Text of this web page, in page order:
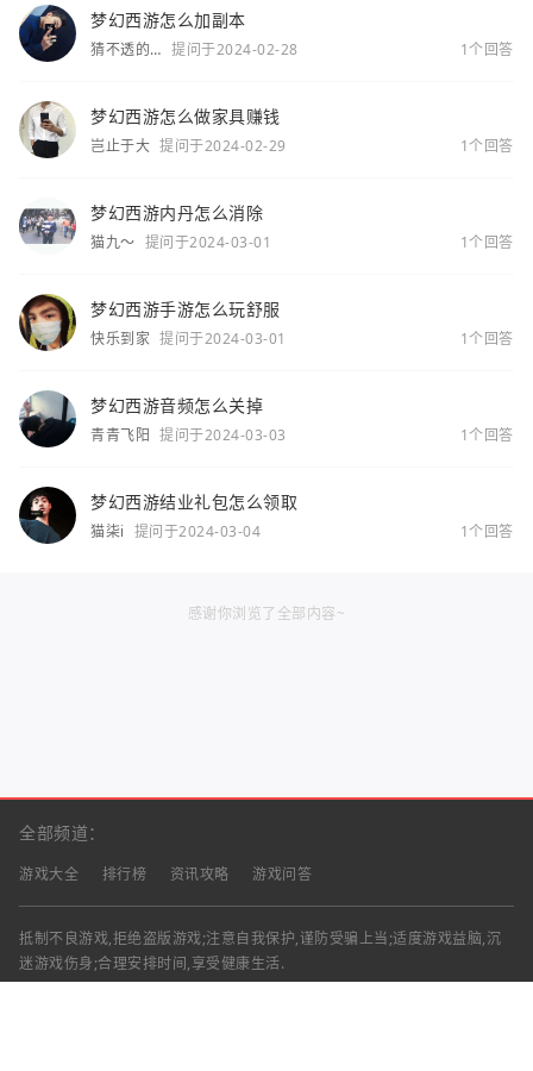
梦幻西游怎么加副本
猜不透的
提问于2024-02-28 1个回答
梦幻西游怎么做家具赚钱
岂止于大 提问于2024-02-29 1个回答
梦幻西游内丹怎么消除
猫九～ 提问于2024-03-01 1个回答
梦幻西游手游怎么玩舒服
快乐到家 提问于2024-03-01 1个回答
梦幻西游音频怎么关掉
青青飞阳 提问于2024-03-03 1个回答
梦幻西游结业礼包怎么领取
猫柒i 提问于2024-03-04 1个回答
感谢你浏览了全部内容~
全部频道：
游戏大全 排行榜 资讯攻略 游戏问答
抵制不良游戏,拒绝盗版游戏;注意自我保护,谨防受骗上当;适度游戏益脑,沉
迷游戏伤身;合理安排时间,享受健康生活.